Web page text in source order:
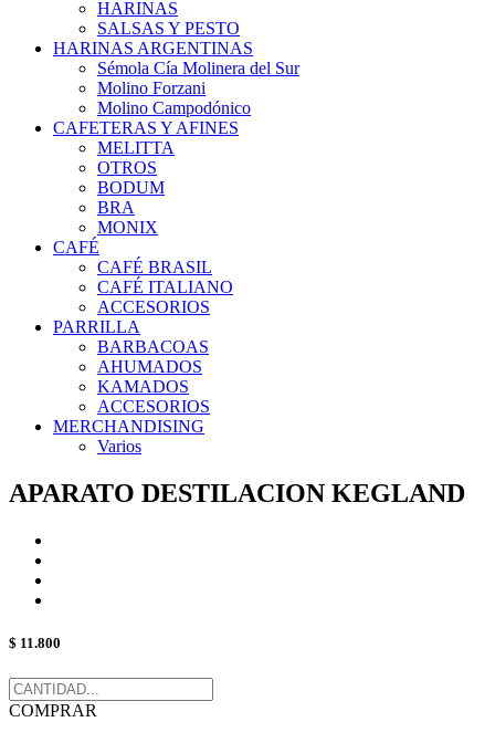
HARINAS
SALSAS Y PESTO
HARINAS ARGENTINAS
Sémola Cía Molinera del Sur
Molino Forzani
Molino Campodónico
CAFETERAS Y AFINES
MELITTA
OTROS
BODUM
BRA
MONIX
CAFÉ
CAFÉ BRASIL
CAFÉ ITALIANO
ACCESORIOS
PARRILLA
BARBACOAS
AHUMADOS
KAMADOS
ACCESORIOS
MERCHANDISING
Varios
APARATO DESTILACION KEGLAND
$ 11.800
COMPRAR